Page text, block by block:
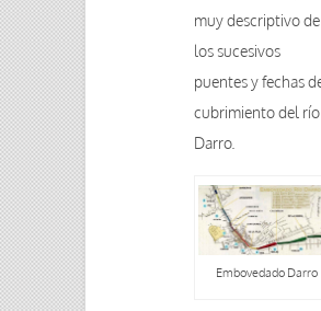
muy descriptivo de
los sucesivos
puentes y fechas
cubrimiento del río
Darro.
Embovedado Darro